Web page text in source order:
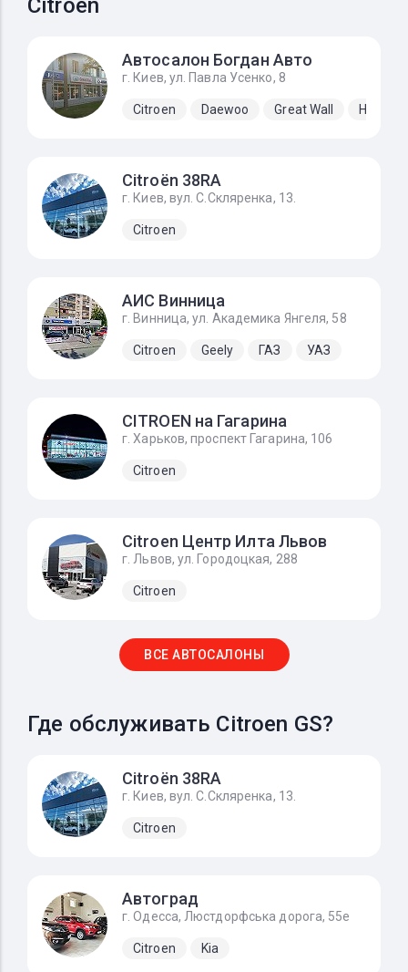
Citroen
Автосалон Богдан Авто
г. Киев, ул. Павла Усенко, 8
Citroen Daewoo Great Wall Hyundai
Citroёn 38RA
г. Киев, вул. С.Скляренка, 13.
Citroen
АИС Винница
г. Винница, ул. Академика Янгеля, 58
Citroen Geely ГАЗ УАЗ
CITROEN на Гагарина
г. Харьков, проспект Гагарина, 106
Citroen
Citroen Центр Илта Львов
г. Львов, ул. Городоцкая, 288
Citroen
ВСЕ АВТОСАЛОНЫ
Где обслуживать Citroen GS?
Citroёn 38RA
г. Киев, вул. С.Скляренка, 13.
Citroen
Автоград
г. Одесса, Люстдорфська дорога, 55e
Citroen Kia